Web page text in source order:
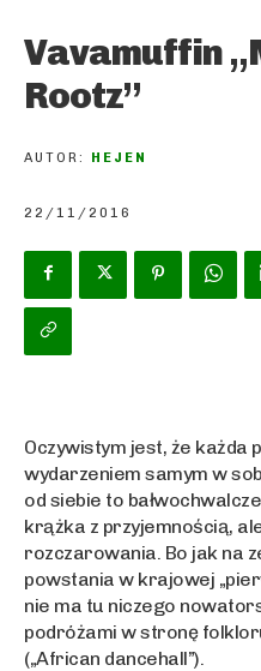
Vavamuffin
Rootz”
AUTOR: HEJEN
22/11/2016
Oczywistym jest, że każda
wydarzeniem samym w
od siebie to
krążka z przyjemnością,
rozczarowania. Bo jak na
powstania w krajowej
nie ma tu niczego
podróżami w stronę
(„African dancehall”).